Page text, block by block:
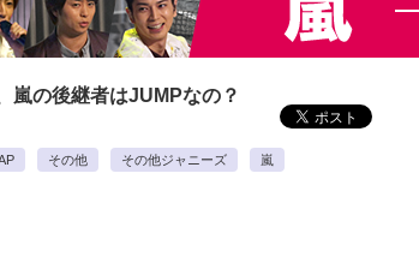
嵐の後継者はJUMPなの？
その他 その他ジャニーズ 嵐